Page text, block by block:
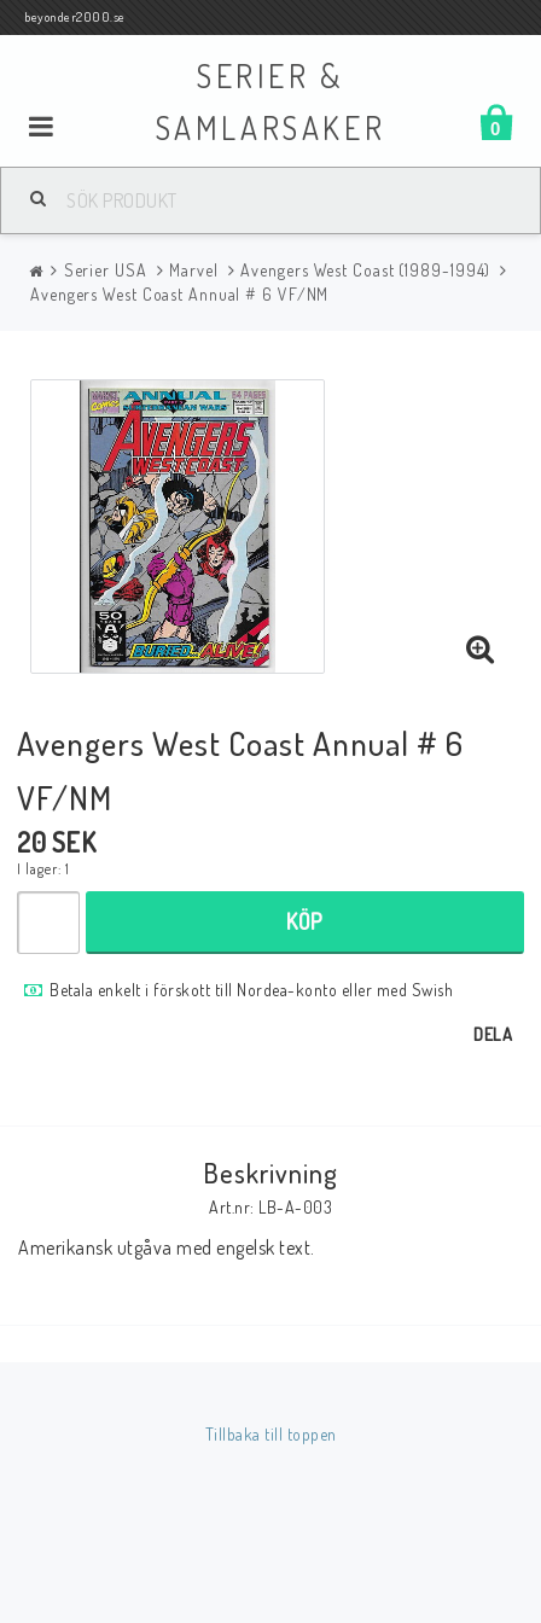
beyonder2000.se
SERIER &
SAMLARSAKER
0
Samlar- och Spelkort
Serier
Böcker
Mynt och Sedlar
Samlartillbehör
Serier Sverige
Inkl. Moms
Serier USA Marvel
Avengers West Coast (1989-1994)
Avengers West Coast Annual # 6 VF/NM
Avengers West Coast Annual # 6
VF/NM
20 SEK
I lager: 1
KÖP
Betala enkelt i förskott till Nordea-konto eller med Swish
DELA
Beskrivning
Art.nr: LB-A-003
Amerikansk utgåva med engelsk text.
Tillbaka till toppen